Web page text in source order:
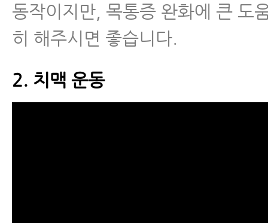
동작이지만, 목통증 완화에 큰 도
히 해주시면 좋습니다.
2. 치맥 운동